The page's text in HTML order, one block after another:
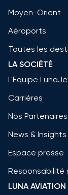
Moyen-Orient
Aéroports
Toutes les
LA SOCIÉTÉ
L'Equipe
Carrières
Nos Partenaires
News & Insights
Espace presse
Responsabilité
LUNA